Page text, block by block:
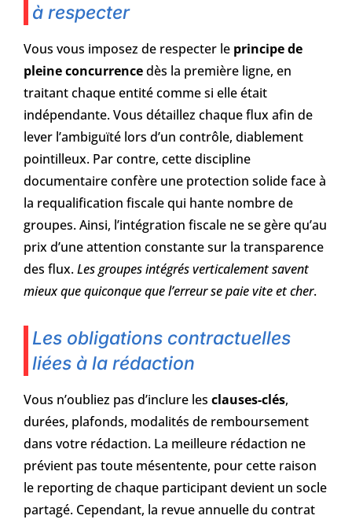
à respecter
Vous vous imposez de respecter le principe de
pleine concurrencedès la première ligne, en
traitant chaque entité comme si elle était
indépendante. Vous détaillez chaque flux afin de
lever l’ambiguïté lors d’un contrôle, diablement
pointilleux. Par contre, cette discipline
documentaire confère une protection solide face à
la requalification fiscale qui hante nombre de
groupes. Ainsi, l’intégration fiscale ne se gère qu’au
prix d’une attention constante sur la transparence
des flux.Les groupes intégrés verticalement savent
mieux que quiconque que l’erreur se paie vite et cher.
Les obligations contractuelles
liées à la rédaction
Vous n’oubliez pas d’inclure les clauses-clés,
durées, plafonds, modalités de remboursement
dans votre rédaction. La meilleure rédaction ne
prévient pas toute mésentente, pour cette raison
le reporting de chaque participant devient un socle
partagé. Cependant, la revue annuelle du contrat